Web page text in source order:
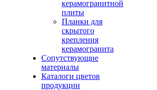
керамогранитной
плиты
Планки для
скрытого
крепления
керамогранита
Сопутствующие
материалы
Каталоги цветов
продукции